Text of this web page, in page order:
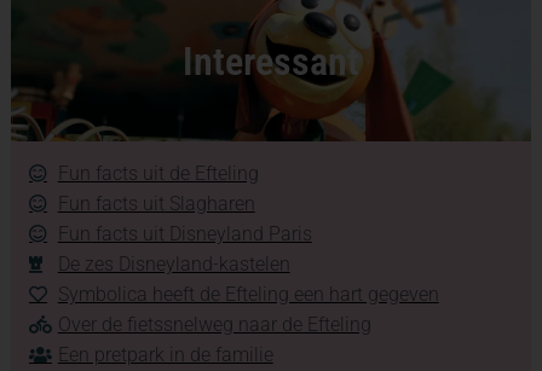
Interessant
Fun facts uit de Efteling
Fun facts uit Slagharen
Fun facts uit Disneyland Paris
De zes Disneyland-kastelen
Symbolica heeft de Efteling een hart gegeven
Over de fietssnelweg naar de Efteling
Een pretpark in de familie